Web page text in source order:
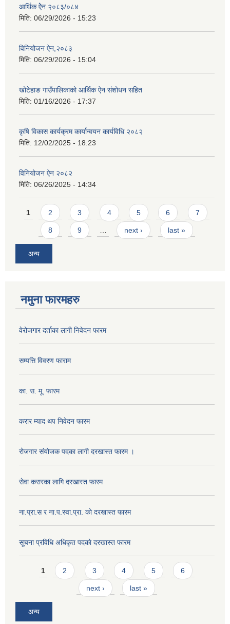
आर्थिक ऐेन २०८३/०८४
मिति: 06/29/2026 - 15:23
विनियोजन ऐन,२०८३
मिति: 06/29/2026 - 15:04
खोटेहाङ गाउँपालिकाको आर्थिक ऐन संशोधन सहित
मिति: 01/16/2026 - 17:37
कृषि विकास कार्यक्रम कार्यान्वयन कार्यविधि २०८२
मिति: 12/02/2025 - 18:23
विनियोजन ऐन २०८२
मिति: 06/26/2025 - 14:34
Pages
1 2 3 4 5 6 7
8 9 next › last »
अन्य
नमुना फारमहरु
वेरोजगार दर्ताका लागी निवेदन फारम
सम्पत्ति विवरण फाराम
का. स. मू. फारम
करार म्याद थप निवेदन फारम
रोजगार संयोजक पदका लागी दरखास्त फारम ।
सेवा करारका लागि दरखास्त फारम
ना‍.प्रा.स र ना.प.स्वा.प्रा. काे दरखास्त फारम
सूचना प्रविधि अधिकृत पदकाे दरखास्त फारम
Pages
1 2 3 4 5 6
next › last »
अन्य